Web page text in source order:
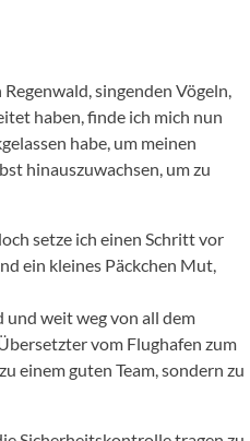
singenden Vögeln,
haben, finde ich mich nun
habe, um meinen
hinauszuwachsen, um zu
setze ich einen Schritt vor
ein kleines Päckchen Mut,
und weit weg von all dem
vom Flughafen zum
einem guten Team, sondern zu